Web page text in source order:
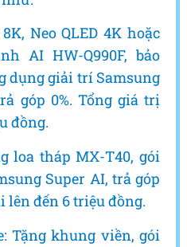
Neo QLED 4K hoặc
AI HW-Q990F, bảo
dụng giải trí Samsung
góp 0%. Tổng giá trị
đồng.
loa tháp MX-T40, gói
Super AI, trả góp
lên đến 6 triệu đồng.
Tặng khung viền, gói